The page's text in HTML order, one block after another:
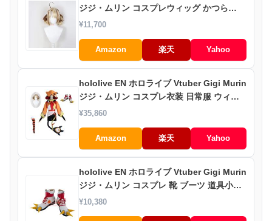
ジジ・ムリン コスプレウィッグ かつら
WIG 耐熱 大人 cosplay ハロウィン仮装 変
¥11,700
Amazon 楽天 Yahoo
hololive EN ホロライブ Vtuber Gigi Murin
ジジ・ムリン コスプレ衣装 日常服 ウィッ
グ 靴 ハロウィン クリスマス 仮装 文化祭
¥35,860
Amazon 楽天 Yahoo
hololive EN ホロライブ Vtuber Gigi Murin
ジジ・ムリン コスプレ 靴 ブーツ 道具小物
cos靴 cosplay 仮装 変装 コスチューム 撮
¥10,380